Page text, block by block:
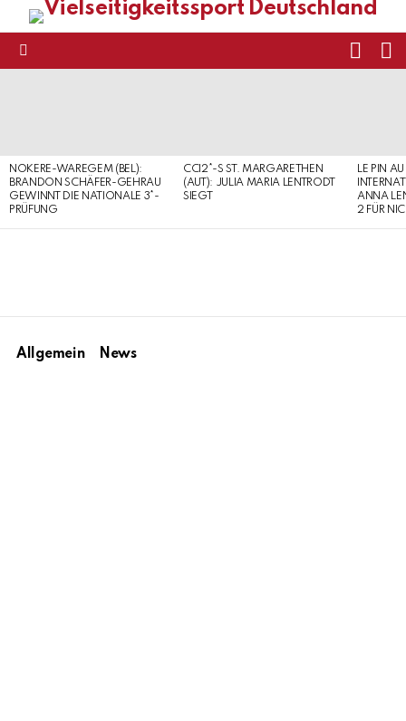
NOKERE-WAREGEM (BEL):
BRANDON SCHÄFER-GEHRAU
GEWINNT DIE NATIONALE 3*-
PRÜFUNG
CCI2*-S ST. MARGARETHEN
(AUT): JULIA MARIA LENTRODT
SIEGT
LE PIN
ANNA
2 FÜR
Allgemein News